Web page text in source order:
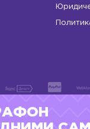
Николаевна